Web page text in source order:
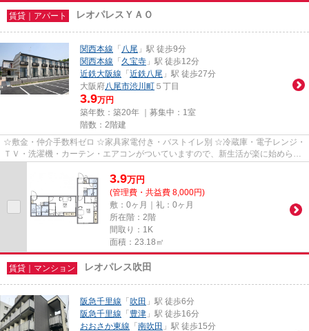
賃貸｜アパート レオパレスＹＡＯ
関西本線 「 八尾 」駅 徒歩9分
関西本線 「 久宝寺 」駅 徒歩12分
近鉄大阪線 「 近鉄八尾 」駅 徒歩27分
大阪府八尾市渋川町 ５丁目
3.9万円
築年数：築20年 ｜募集中： 1室
階数：2階建
☆敷金・仲介手数料ゼロ ☆家具家電付き・バストイレ別 ☆冷蔵庫・電子レンジ・
ＴＶ・洗濯機・カーテン・エアコンがついていますので、新生活が楽に始められ
3.9万円
(管理費・共益費 8,000円)
敷：0ヶ月｜礼：0ヶ月
所在階：2階
間取り：1K
面積：23.18㎡
賃貸｜マンション レオパレス吹田
阪急千里線 「 吹田 」駅 徒歩6分
阪急千里線 「 豊津 」駅 徒歩16分
おおさか東線 「 南吹田 」駅 徒歩15分